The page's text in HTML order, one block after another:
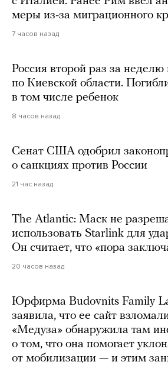
меры из-за миграционного
7 часов назад
Россия второй раз за неделю
по Киевской области.
в том числе ребенок
8 часов назад
Сенат США одобрил
о санкциях против России
21 час назад
The Atlantic: Маск не
использовать Starlink для
Он считает, что «пора
20 часов назад
Юрфирма Budovnits Family
заявила, что ее сайт
«Медуза» обнаружила там
о том, что она помогает
от мобилизации — и этим